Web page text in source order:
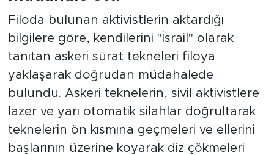
Filoda bulunan aktivistlerin aktardığı
bilgilere göre, kendilerini "İsrail" olarak
tanıtan askeri sürat tekneleri filoya
yaklaşarak doğrudan müdahalede
bulundu. Askeri teknelerin, sivil aktivistlere
lazer ve yarı otomatik silahlar doğrultarak
teknelerin ön kısmına geçmeleri ve ellerini
başlarının üzerine koyarak diz çökmeleri